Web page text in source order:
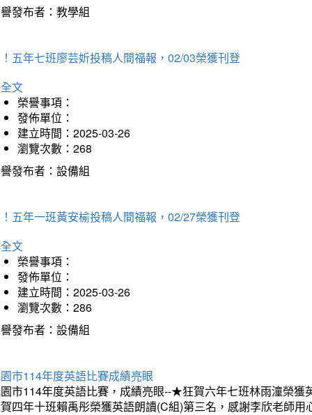
發布者：教學組
五年七班廖芸妡投稿人間福報，02/03榮獲刊登
文
榮譽事項：
發佈單位：
建立時間：2025-03-26
瀏覽次數：268
發布者：設備組
五年一班黃安榆投稿人間福報，02/27榮獲刊登
文
榮譽事項：
發佈單位：
建立時間：2025-03-26
瀏覽次數：286
發布者：設備組
市114年度英語比賽成績亮眼
市114年度英語比賽，成績亮眼--★狂賀六年七班林雨潼榮
四年十班賴禹彤榮獲英語朗讀(C組)第三名，感謝李欣老師